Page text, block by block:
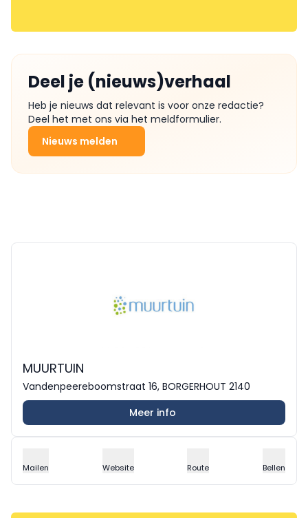
Deel je (nieuws)verhaal
Heb je nieuws dat relevant is voor onze redactie?
Deel het met ons via het meldformulier.
Nieuws melden
MUURTUIN
Vandenpeereboomstraat 16, BORGERHOUT 2140
Meer info
Mailen Website Route Bellen